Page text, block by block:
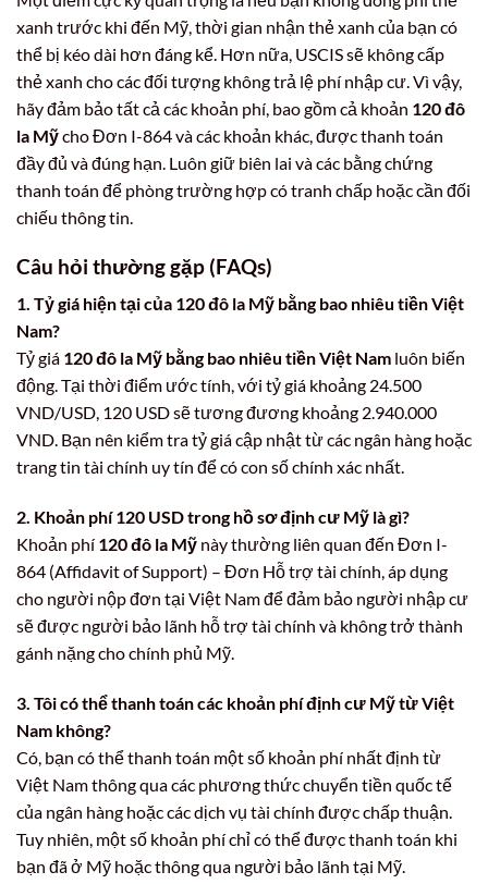
xanh trước khi đến Mỹ, thời gian nhận thẻ xanh của bạn có
thể bị kéo dài hơn đáng kể. Hơn nữa, USCIS sẽ không cấp
thẻ xanh cho các đối tượng không trả lệ phí nhập cư. Vì vậy,
hãy đảm bảo tất cả các khoản phí, bao gồm cả khoản 120 đô
la Mỹcho Đơn I-864 và các khoản khác, được thanh toán
đầy đủ và đúng hạn. Luôn giữ biên lai và các bằng chứng
thanh toán để phòng trường hợp có tranh chấp hoặc cần đối
chiếu thông tin.
Câu hỏi thường gặp (FAQs)
1. Tỷ giá hiện tại của 120 đô la Mỹ bằng bao nhiêu tiền Việt
Nam?
Tỷ giá 120 đô la Mỹ bằng bao nhiêu tiền Việt Nam luôn biến
động. Tại thời điểm ước tính, với tỷ giá khoảng 24.500
VND/USD, 120 USD sẽ tương đương khoảng 2.940.000
VND. Bạn nên kiểm tra tỷ giá cập nhật từ các ngân hàng hoặc
trang tin tài chính uy tín để có con số chính xác nhất.
2. Khoản phí 120 USD trong hồ sơ định cư Mỹ là gì?
Khoản phí 120 đô la Mỹ này thường liên quan đến Đơn I-
864 (Affidavit of Support) – Đơn Hỗ trợ tài chính, áp dụng
cho người nộp đơn tại Việt Nam để đảm bảo người nhập cư
sẽ được người bảo lãnh hỗ trợ tài chính và không trở thành
gánh nặng cho chính phủ Mỹ.
3. Tôi có thể thanh toán các khoản phí định cư Mỹ từ Việt
Nam không?
Có, bạn có thể thanh toán một số khoản phí nhất định từ
Việt Nam thông qua các phương thức chuyển tiền quốc tế
của ngân hàng hoặc các dịch vụ tài chính được chấp thuận.
Tuy nhiên, một số khoản phí chỉ có thể được thanh toán khi
bạn đã ở Mỹ hoặc thông qua người bảo lãnh tại Mỹ.